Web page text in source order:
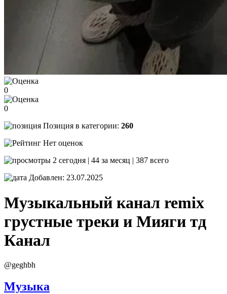
0
0
Позиция в категории: 260
Нет оценок
2 сегодня | 44 за месяц | 387 всего
Добавлен: 23.07.2025
Музыкальный канал remix
грустные треки и Мияги тд
Канал
@geghbh
Музыка